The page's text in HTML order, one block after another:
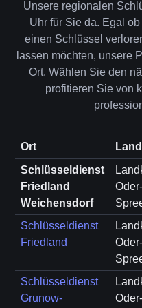
Unsere regionalen
Uhr für Sie da. Egal
einen Schlüssel
lassen möchten, unsere
Ort. Wählen Sie den
profitieren Sie von
Ort
Schlüsseldienst
Friedland
Weichensdorf
Oder-
Schlüsseldienst
Friedland
Oder-
Schlüsseldienst
Grunow-
Oder-